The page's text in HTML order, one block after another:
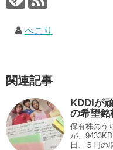
ぺこり
関連記事
KDDIが
の希望銘
保有株のう
が、
日、５円の